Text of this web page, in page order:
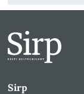
Sirp